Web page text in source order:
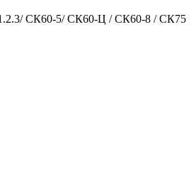
СК60-5/ СК60-Ц / СК60-8 / СК75